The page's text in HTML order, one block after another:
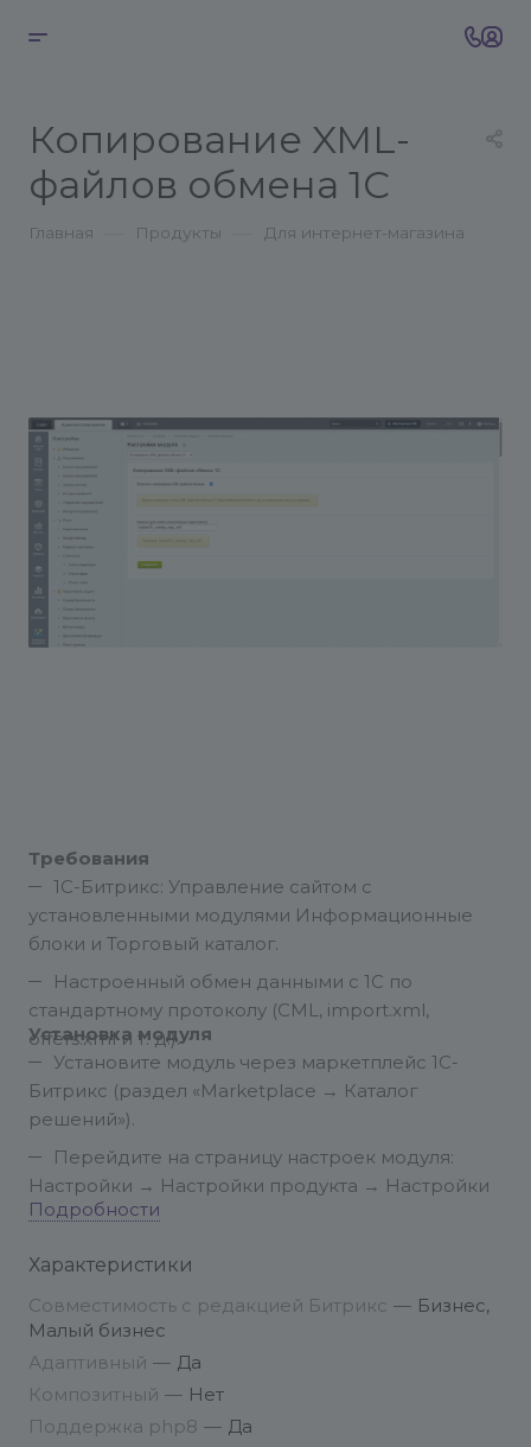
Копирование XML-
файлов обмена 1С
Главная Продукты Для интернет-магазина
Требования
1С-Битрикс: Управление сайтом с
установленными модулями Информационные
блоки и Торговый каталог.
Настроенный обмен данными с 1С по
стандартному протоколу (CML, import.xml,
offers.xml и т. д.).
Установка модуля
Установите модуль через маркетплейс 1С-
Битрикс (раздел «Marketplace → Каталог
решений»).
Перейдите на страницу настроек модуля:
Настройки → Настройки продукта → Настройки
модулей → Копирование XML-файлов обмена 1С
Подробности
Характеристики
Совместимость с редакцией Битрикс — Бизнес,
Малый бизнес
Адаптивный — Да
Композитный — Нет
Поддержка php8 — Да